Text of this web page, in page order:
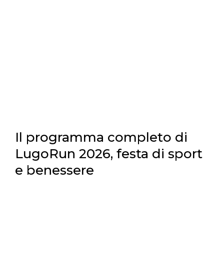
Il programma completo di
LugoRun 2026, festa di sport
e benessere